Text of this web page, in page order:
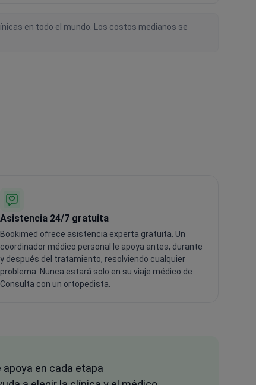
en todo el mundo. Los costos medianos se
Asistencia 24/7 gratuita
Bookimed ofrece asistencia experta gratuita. Un
coordinador médico personal le apoya antes, durante
y después del tratamiento, resolviendo cualquier
problema. Nunca estará solo en su viaje médico de
Consulta con un ortopedista.
apoya en cada etapa